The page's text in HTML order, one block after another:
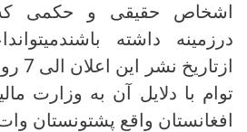
اشخاص حقیقی و حکمی که
درزمینه داشته
توام با دلایل آن به وزارت
افغانستان واقع پشتونستان وات